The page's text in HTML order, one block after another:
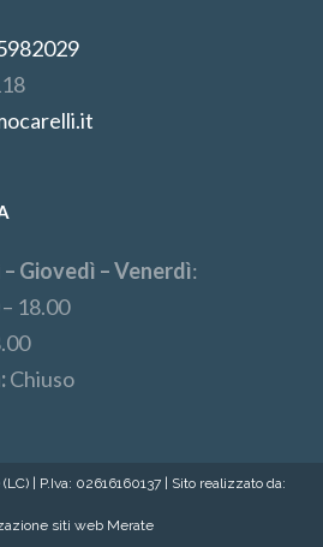
Giovedì – Venerdì:
18.00
Chiuso
| P.Iva: 02616160137 | Sito realizzato da:
siti web Merate